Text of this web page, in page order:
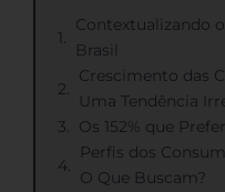
Contextualizando
Brasil
Crescimento das
Uma Tendência
Os 152% que
Perfis dos
O Que Buscam?